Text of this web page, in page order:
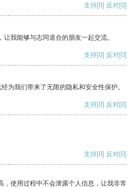
支持[0] 反对[0]
我能够与志同道合的朋友一起交流。
支持[0] 反对[0]
为我们带来了无限的隐私和安全性保护。
支持[0] 反对[0]
支持[0] 反对[0]
，使用过程中不会泄露个人信息，让我非常